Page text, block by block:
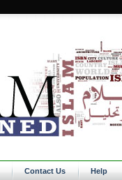
Contact Us Help